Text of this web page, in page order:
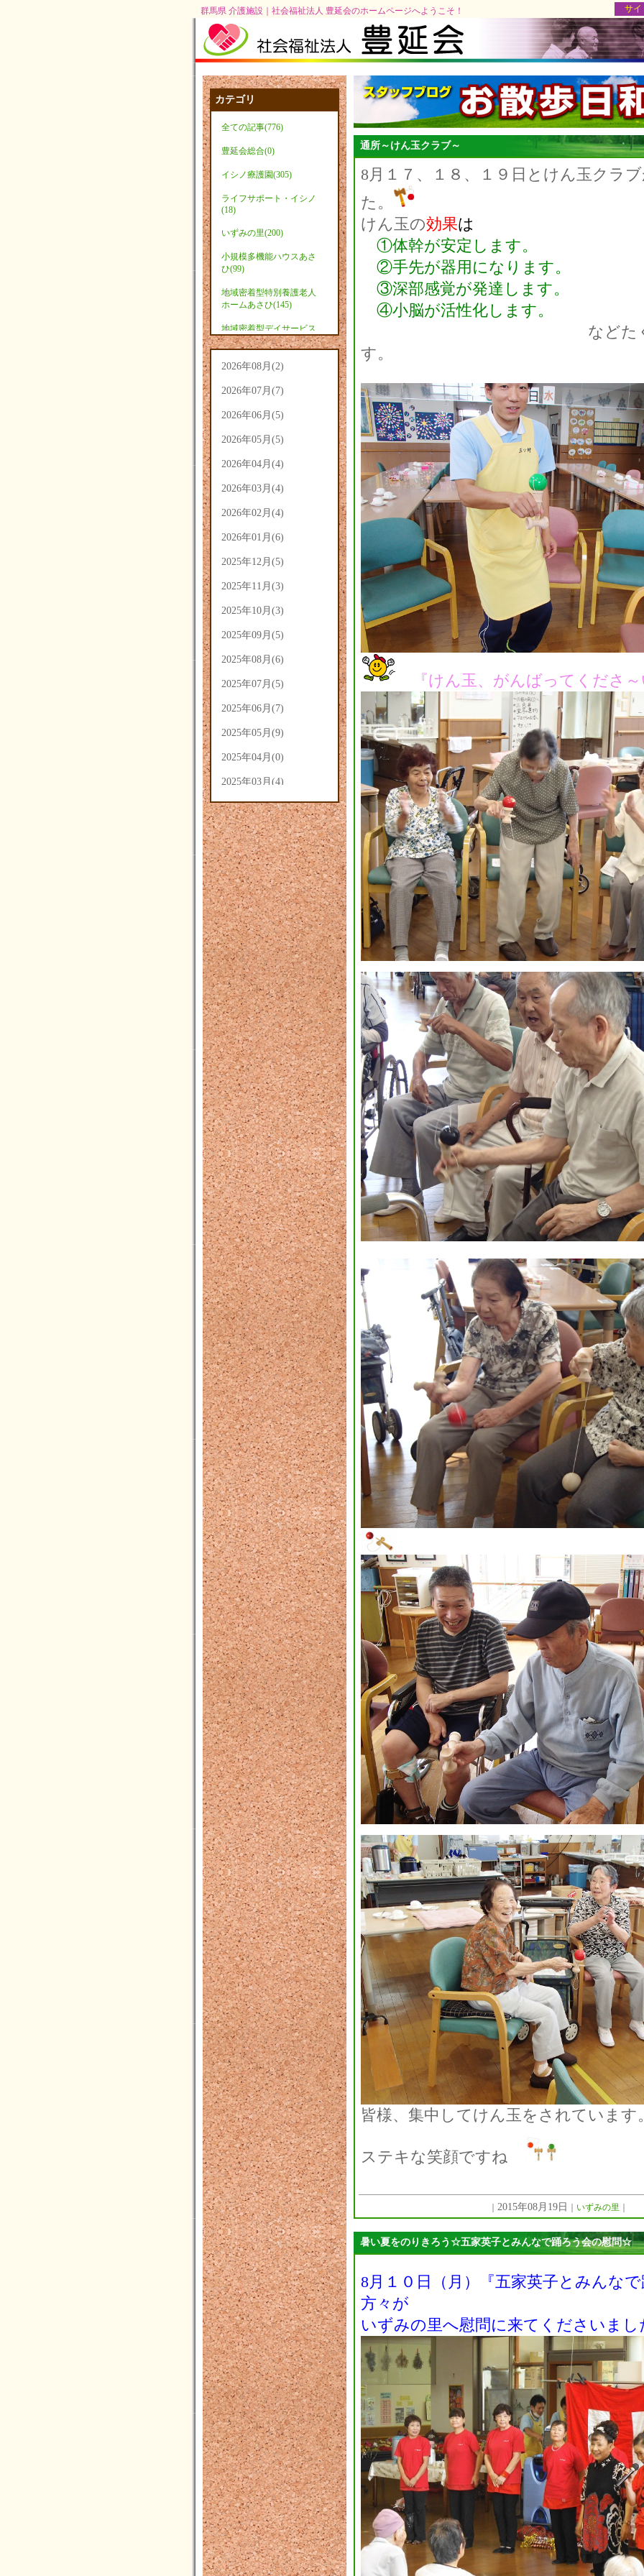
群馬県 介護施設｜社会福祉法人 豊延会のホームページへようこそ！ サイ
カテゴリ
全ての記事(776)
豊延会総合(0)
イシノ療護園(305)
ライフサポート・イシノ
(18)
いずみの里(200)
小規模多機能ハウスあさ
ひ(99)
地域密着型特別養護老人
ホームあさひ(145)
地域密着型デイサービス
あさひ(9)
2026年08月(2)
2026年07月(7)
2026年06月(5)
2026年05月(5)
2026年04月(4)
2026年03月(4)
2026年02月(4)
2026年01月(6)
2025年12月(5)
2025年11月(3)
2025年10月(3)
2025年09月(5)
2025年08月(6)
2025年07月(5)
2025年06月(7)
2025年05月(9)
2025年04月(0)
2025年03月(4)
2025年02月(5)
2025年01月(3)
2024年12月(3)
2024年11月(4)
2024年10月(14)
2024年09月(14)
2024年08月(7)
2024年07月(16)
2024年06月(9)
2024年05月(10)
2024年04月(5)
2024年03月(7)
2024年02月(2)
2024年01月(6)
2023年12月(4)
2023年11月(11)
2023年10月(8)
2023年09月(3)
2023年08月(3)
2023年07月(5)
2023年06月(4)
2023年05月(4)
2023年04月(5)
2023年03月(3)
2023年02月(5)
2023年01月(4)
2022年12月(7)
2022年11月(7)
2022年10月(8)
2022年09月(5)
2022年08月(4)
2022年07月(3)
2022年06月(4)
2022年05月(3)
2022年04月(5)
2022年03月(1)
2022年02月(3)
2022年01月(2)
2021年12月(5)
2021年11月(3)
2021年10月(3)
2021年09月(3)
2021年08月(2)
2021年07月(6)
2021年06月(4)
2021年05月(4)
2021年04月(9)
2021年03月(2)
2021年02月(1)
2021年01月(5)
2020年12月(5)
2020年11月(3)
2020年10月(3)
2020年09月(6)
2020年08月(2)
2020年07月(5)
2020年06月(5)
2020年05月(2)
2020年04月(2)
2020年03月(6)
2020年02月(4)
2020年01月(2)
2019年12月(3)
2019年11月(1)
2019年10月(7)
2019年09月(4)
2019年08月(3)
2019年07月(3)
2019年06月(10)
2019年05月(4)
2019年04月(2)
2019年03月(3)
2019年02月(0)
通所～けん玉クラブ～
8月１７、１８、１９日とけん玉クラ
た。
けん玉の効果は
①体幹が安定します。
②手先が器用になります。
③深部感覚が発達します。
④小脳が活性化します。
などた
す。
『けん玉、がんばってくださ～
皆様、集中してけん玉をされていま
ステキな笑顔ですね
2015年08月19日 いずみの里
暑い夏をのりきろう☆五家英子とみんなで踊ろう会の慰問☆
8月１０日（月）『五家英子とみんな
方々が
いずみの里へ慰問に来てくださいまし